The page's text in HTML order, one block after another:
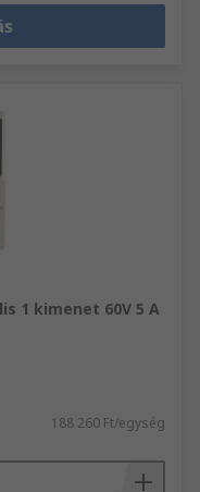
1 kimenet 60V 5 A
188 260 Ft/egység